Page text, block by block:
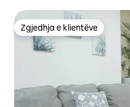
Zgjedhja e klientëve
Zgjedhja e klientëve